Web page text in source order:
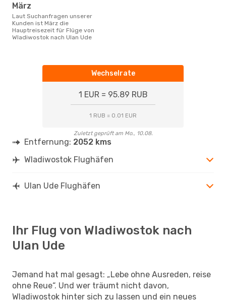
März
Laut Suchanfragen unserer
Kunden ist März die
Hauptreisezeit für Flüge von
Wladiwostok nach Ulan Ude
Wechselrate
1 EUR = 95.89 RUB
1 RUB = 0.01 EUR
Zuletzt geprüft am Mo., 10.08.
Entfernung: 2052 kms
Wladiwostok Flughäfen
Ulan Ude Flughäfen
Ihr Flug von Wladiwostok nach
Ulan Ude
Jemand hat mal gesagt: „Lebe ohne Ausreden, reise
ohne Reue“. Und wer träumt nicht davon,
Wladiwostok hinter sich zu lassen und ein neues